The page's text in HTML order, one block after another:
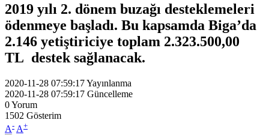
2019 yılı 2. dönem buzağı desteklemeleri
ödenmeye başladı. Bu kapsamda Biga’da
2.146 yetiştiriciye toplam 2.323.500,00
TL destek sağlanacak.
2020-11-28 07:59:17Yayınlanma
2020-11-28 07:59:17 Güncelleme
0Yorum
1502 Gösterim
A- A+